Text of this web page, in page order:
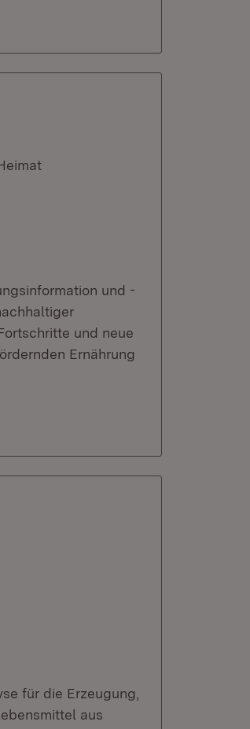
und -
und neue
Ernährung
für die Erzeugung,
aus